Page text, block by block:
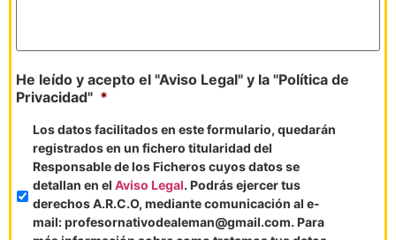
He leído y acepto el "Aviso Legal" y la "Política de
Privacidad" *
Los datos facilitados en este formulario, quedarán
registrados en un fichero titularidad del
Responsable de los Ficheros cuyos datos se
detallan en el Aviso Legal. Podrás ejercer tus
derechos A.R.C.O, mediante comunicación al e-
mail: profesornativodealeman@gmail.com. Para